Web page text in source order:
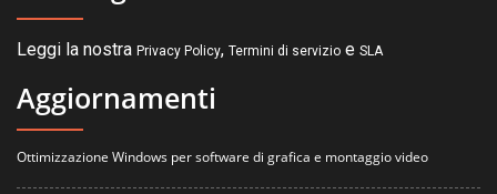
Leggi la nostra Privacy Policy, Termini di servizio e SLA
Aggiornamenti
Ottimizzazione Windows per software di grafica e montaggio video